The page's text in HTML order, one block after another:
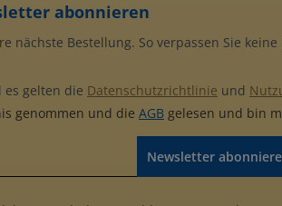
abonnieren
nächste Bestellung. So verpassen Sie
es gelten die Datenschutzrichtlinie und
genommen und die AGB gelesen und bin
Newsletter